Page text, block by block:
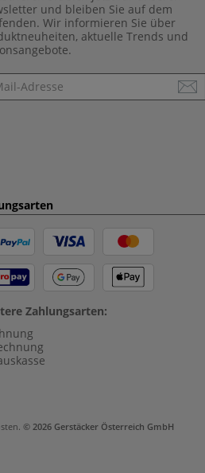
und bleiben Sie auf dem
Wir informieren Sie über
aktuelle Trends und
Zahlungsarten:
. © 2026 Gerstäcker Österreich GmbH